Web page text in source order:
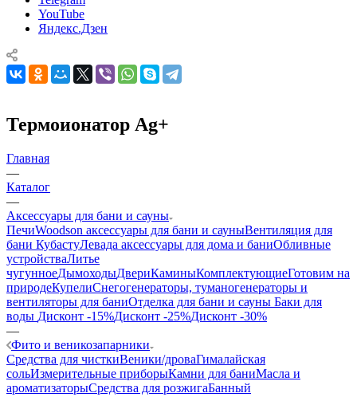
YouTube
Яндекс.Дзен
Термоионатор Ag+
Главная
—
Каталог
—
Аксессуары для бани и сауны
ПечиWoodson аксессуары для бани и сауныВентиляция для
бани КубастуЛевада аксессуары для дома и баниОбливные
устройстваЛитье
чугунноеДымоходыДвериКаминыКомплектующиеГотовим на
природеКупелиСнегогенераторы, туманогенераторы и
вентиляторы для баниОтделка для бани и сауны Баки для
воды Дисконт -15%Дисконт -25%Дисконт -30%
—
Фито и веникозапарники
Средства для чисткиВеники/дроваГималайская
сольИзмерительные приборыКамни для баниМасла и
ароматизаторыСредства для розжигаБанный